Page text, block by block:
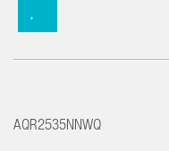
AQR2535NNWQ